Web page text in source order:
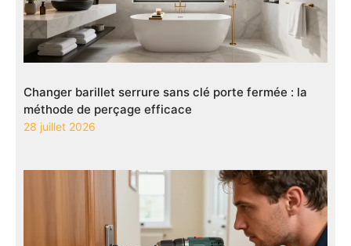
Changer barillet serrure sans clé porte fermée : la
méthode de perçage efficace
28 juillet 2026